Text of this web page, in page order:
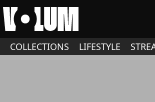
COLLECTIONS LIFESTYLE